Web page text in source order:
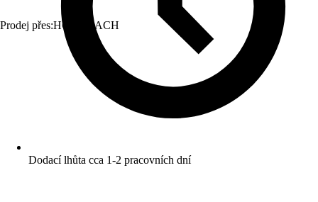
Prodej přes:HORNBACH
Dodací lhůta cca 1-2 pracovních dní